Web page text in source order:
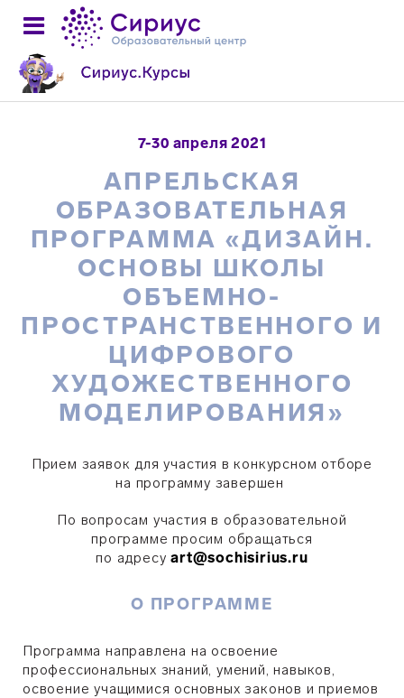
7-30 апреля 2021
АПРЕЛЬСКАЯ
ОБРАЗОВАТЕЛЬНАЯ
ПРОГРАММА «ДИЗАЙН.
ОСНОВЫ ШКОЛЫ
ОБЪЕМНО-
ПРОСТРАНСТВЕННОГО И
ЦИФРОВОГО
ХУДОЖЕСТВЕННОГО
МОДЕЛИРОВАНИЯ»
Прием заявок для участия в конкурсном отборе
на программу завершен
По вопросам участия в образовательной
программе просим обращаться
по адресуart@sochisirius.ru
О ПРОГРАММЕ
Программа направлена на освоение
профессиональных знаний, умений, навыков,
освоение учащимися основных законов и приемов